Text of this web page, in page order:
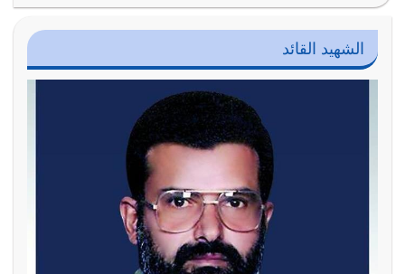
الشهيد القائد